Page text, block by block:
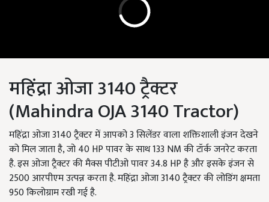
महिंद्रा ओजा 3140 ट्रैक्टर
(Mahindra OJA 3140 Tractor)
महिंद्रा ओजा 3140 ट्रैक्टर में आपको 3 सिलेंडर वाला शक्तिशाली इंजन देखने
को मिल जाता है, जो 40 HP पावर के साथ 133 NM की टॉर्क जनरेट करता
है. इस ओजा ट्रैक्टर की मैक्स पीटीओ पावर 34.8 HP है और इसके इंजन से
2500 आरपीएम उत्पन्न करता है. महिंद्रा ओजा 3140 ट्रैक्टर की लोडिंग क्षमता
950 किलोग्राम रखी गई है.